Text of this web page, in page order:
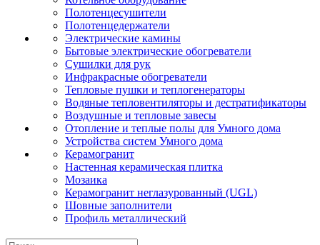
Полотенцесушители
Полотенцедержатели
Электрические камины
Бытовые электрические обогреватели
Сушилки для рук
Инфракрасные обогреватели
Тепловые пушки и теплогенераторы
Водяные тепловентиляторы и дестратификаторы
Воздушные и тепловые завесы
Отопление и теплые полы для Умного дома
Устройства систем Умного дома
Керамогранит
Настенная керамическая плитка
Мозаика
Керамогранит неглазурованный (UGL)
Шовные заполнители
Профиль металлический